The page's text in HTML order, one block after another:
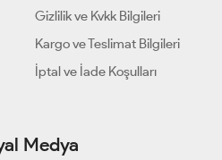
Gizlilik ve Kvkk Bilgileri
Kargo ve Teslimat Bilgileri
İptal ve İade Koşulları
Medya